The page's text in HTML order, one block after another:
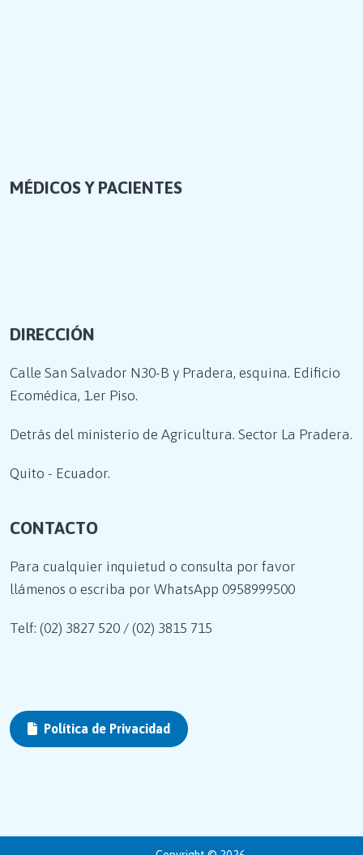
MÉDICOS Y PACIENTES
DIRECCIÓN
Calle San Salvador N30-B y Pradera, esquina. Edificio
Ecomédica, 1.er Piso.
Detrás del ministerio de Agricultura. Sector La Pradera.
Quito - Ecuador.
CONTACTO
Para cualquier inquietud o consulta por favor
llámenos o escriba por WhatsApp 0958999500
Telf: (02) 3827 520 / (02) 3815 715
Política de Privacidad